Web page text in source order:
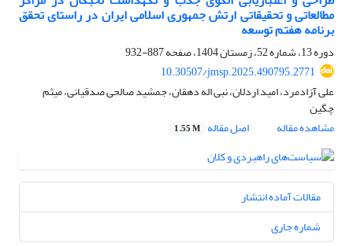
مطالعاتی و تحقیقاتی ارتش جمهوری اسلامی ایران در راستای تحقق
برنامه هفتم توسعه
دوره 13، شماره 52، زمستان 1404، صفحه
887-932
10.30507/jmsp.2025.490795.2771
علی آزادمرد، امید اردلان، نبی اله دهقان، جمشید صالحی صدقیانی، میثم
چگین
مشاهده مقاله
اصل مقاله 1.55 M
مقالات آماده انتشار
شماره جاری